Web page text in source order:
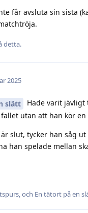
får avsluta sin sista
detta.
2025
slätt
Hade varit
utan att han kör en
slut, tycker han såg ut
han spelade mellan
, och En tätort på en